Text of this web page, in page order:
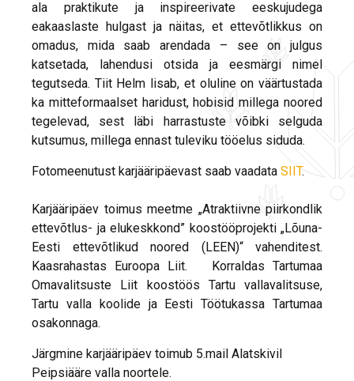
ala praktikute ja inspireerivate eeskujudega
eakaaslaste hulgast ja näitas, et ettevõtlikkus on
omadus, mida saab arendada – see on julgus
katsetada, lahendusi otsida ja eesmärgi nimel
tegutseda. Tiit Helm lisab, et oluline on väärtustada
ka mitteformaalset haridust, hobisid millega noored
tegelevad, sest läbi harrastuste võibki selguda
kutsumus, millega ennast tuleviku tööelus siduda.
Fotomeenutust karjääripäevast saab vaadata SIIT.
Karjääripäev toimus meetme „Atraktiivne piirkondlik
ettevõtlus- ja elukeskkond” koostööprojekti „Lõuna-
Eesti ettevõtlikud noored (LEEN)“ vahenditest.
Kaasrahastas Euroopa Liit. Korraldas Tartumaa
Omavalitsuste Liit koostöös Tartu vallavalitsuse,
Tartu valla koolide ja Eesti Töötukassa Tartumaa
osakonnaga.
Järgmine karjääripäev toimub 5.mail Alatskivil
Peipsiääre valla noortele.